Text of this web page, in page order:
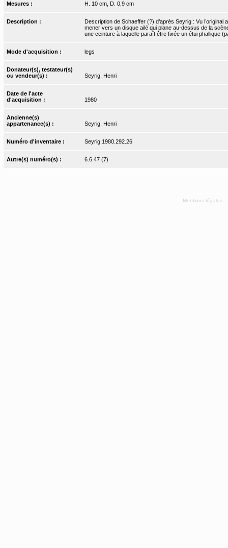
Mesures : H. 10 cm, D. 0,9 cm
Description :
Description de Schaeffer (?) d’après Seyrig : Vu
mener vers un disque ailé qui plane au-dessus de la
une ceinture à laquelle paraît être fixée un étui phallique
Mode d'acquisition : legs
Donateur(s), testateur(s)
ou vendeur(s) :
Seyrig, Henri
Date de l'acte
d'acquisition :
1980
Ancienne(s)
appartenance(s) :
Seyrig, Henri
Numéro d'inventaire : Seyrig.1980.292.26
Autre(s) numéro(s) : 6.6.47 (7)
Mentions légales